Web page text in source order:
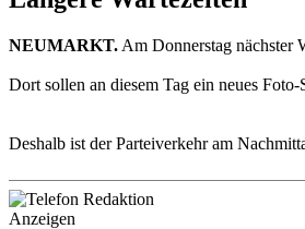
NEUMARKT. Am Donnerstag nächster
Dort sollen an diesem Tag ein neues
Deshalb ist der Parteiverkehr am
Anzeigen